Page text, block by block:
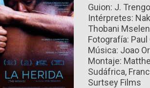
Guion: J.
Intérpretes:
Thobani
Fotografía: Paul
Música: Joao
Montaje:
Sudáfrica,
Surtsey Films